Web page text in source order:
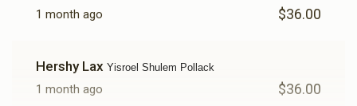
1 month ago $36.00
Hershy Lax Yisroel Shulem Pollack
1 month ago $36.00